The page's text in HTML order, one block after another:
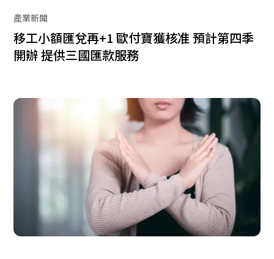
產業新聞
移工小額匯兌再+1 歐付寶獲核准 預計第四季
開辦 提供三國匯款服務